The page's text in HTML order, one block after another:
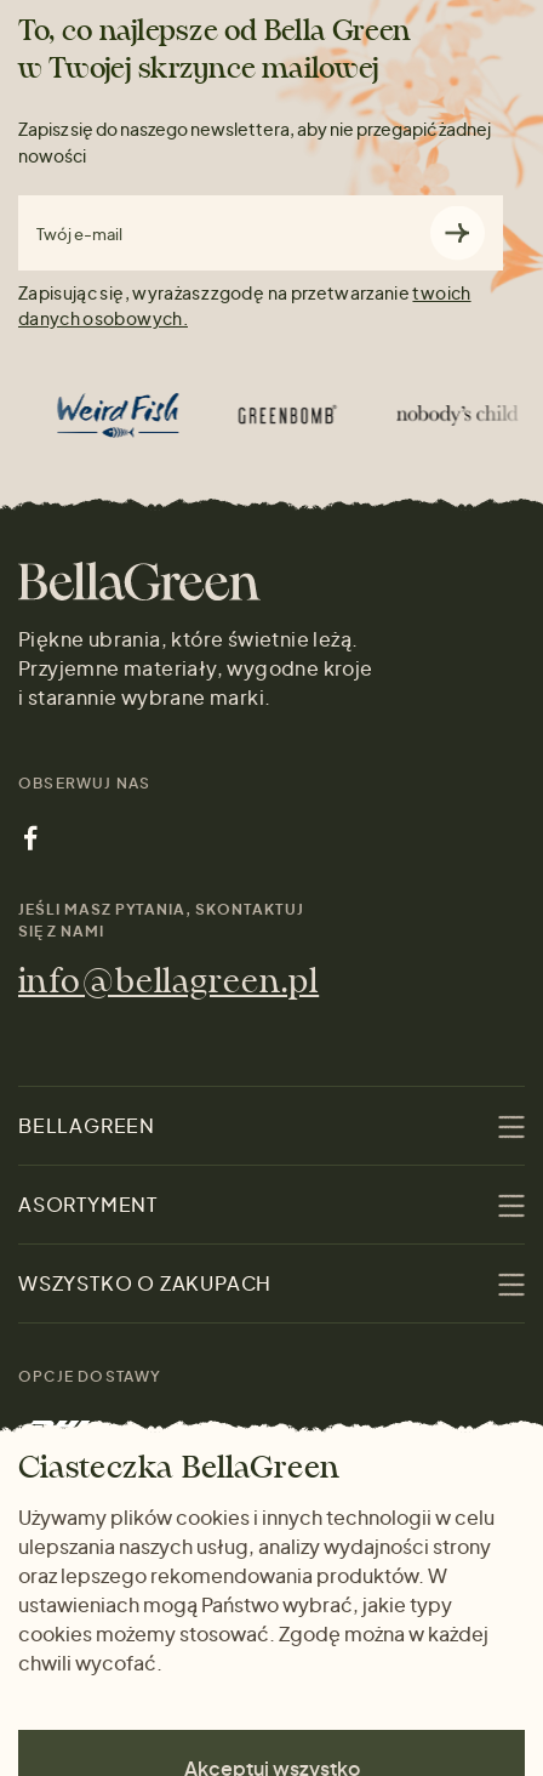
To, co najlepsze od Bella Green
w Twojej skrzynce mailowej
Zapisz się do naszego newslettera, aby nie przegapić żadnej
nowości
Twój e-mail
Zapisując się, wyrażasz zgodę na przetwarzanietwoich
danych osobowych.
Piękne ubrania, które świetnie leżą.
Przyjemne materiały, wygodne kroje
i starannie wybrane marki.
OBSERWUJ NAS
JEŚLI MASZ PYTANIA, SKONTAKTUJ
SIĘ Z NAMI
info@bellagreen.pl
BELLAGREEN
O nas
Zrównoważoność
Skontaktuj się z nami
Marki
ASORTYMENT
Promocje
Kobiety
Mężczyźni
Dom i wnętrze
Prezenty
WSZYSTKO O ZAKUPACH
rozmiarach
Zwrot towaru
Dlaczego warto kupować
u nas
OPCJE DOSTAWY
METODY PŁATNOŚCI
Ciasteczka BellaGreen
Używamy plików cookies i innych technologii w celu
ulepszania naszych usług, analizy wydajności strony
oraz lepszego rekomendowania produktów. W
ustawieniach mogą Państwo wybrać, jakie typy
cookies możemy stosować. Zgodę można w każdej
chwili wycofać.
Akceptuj wszystko